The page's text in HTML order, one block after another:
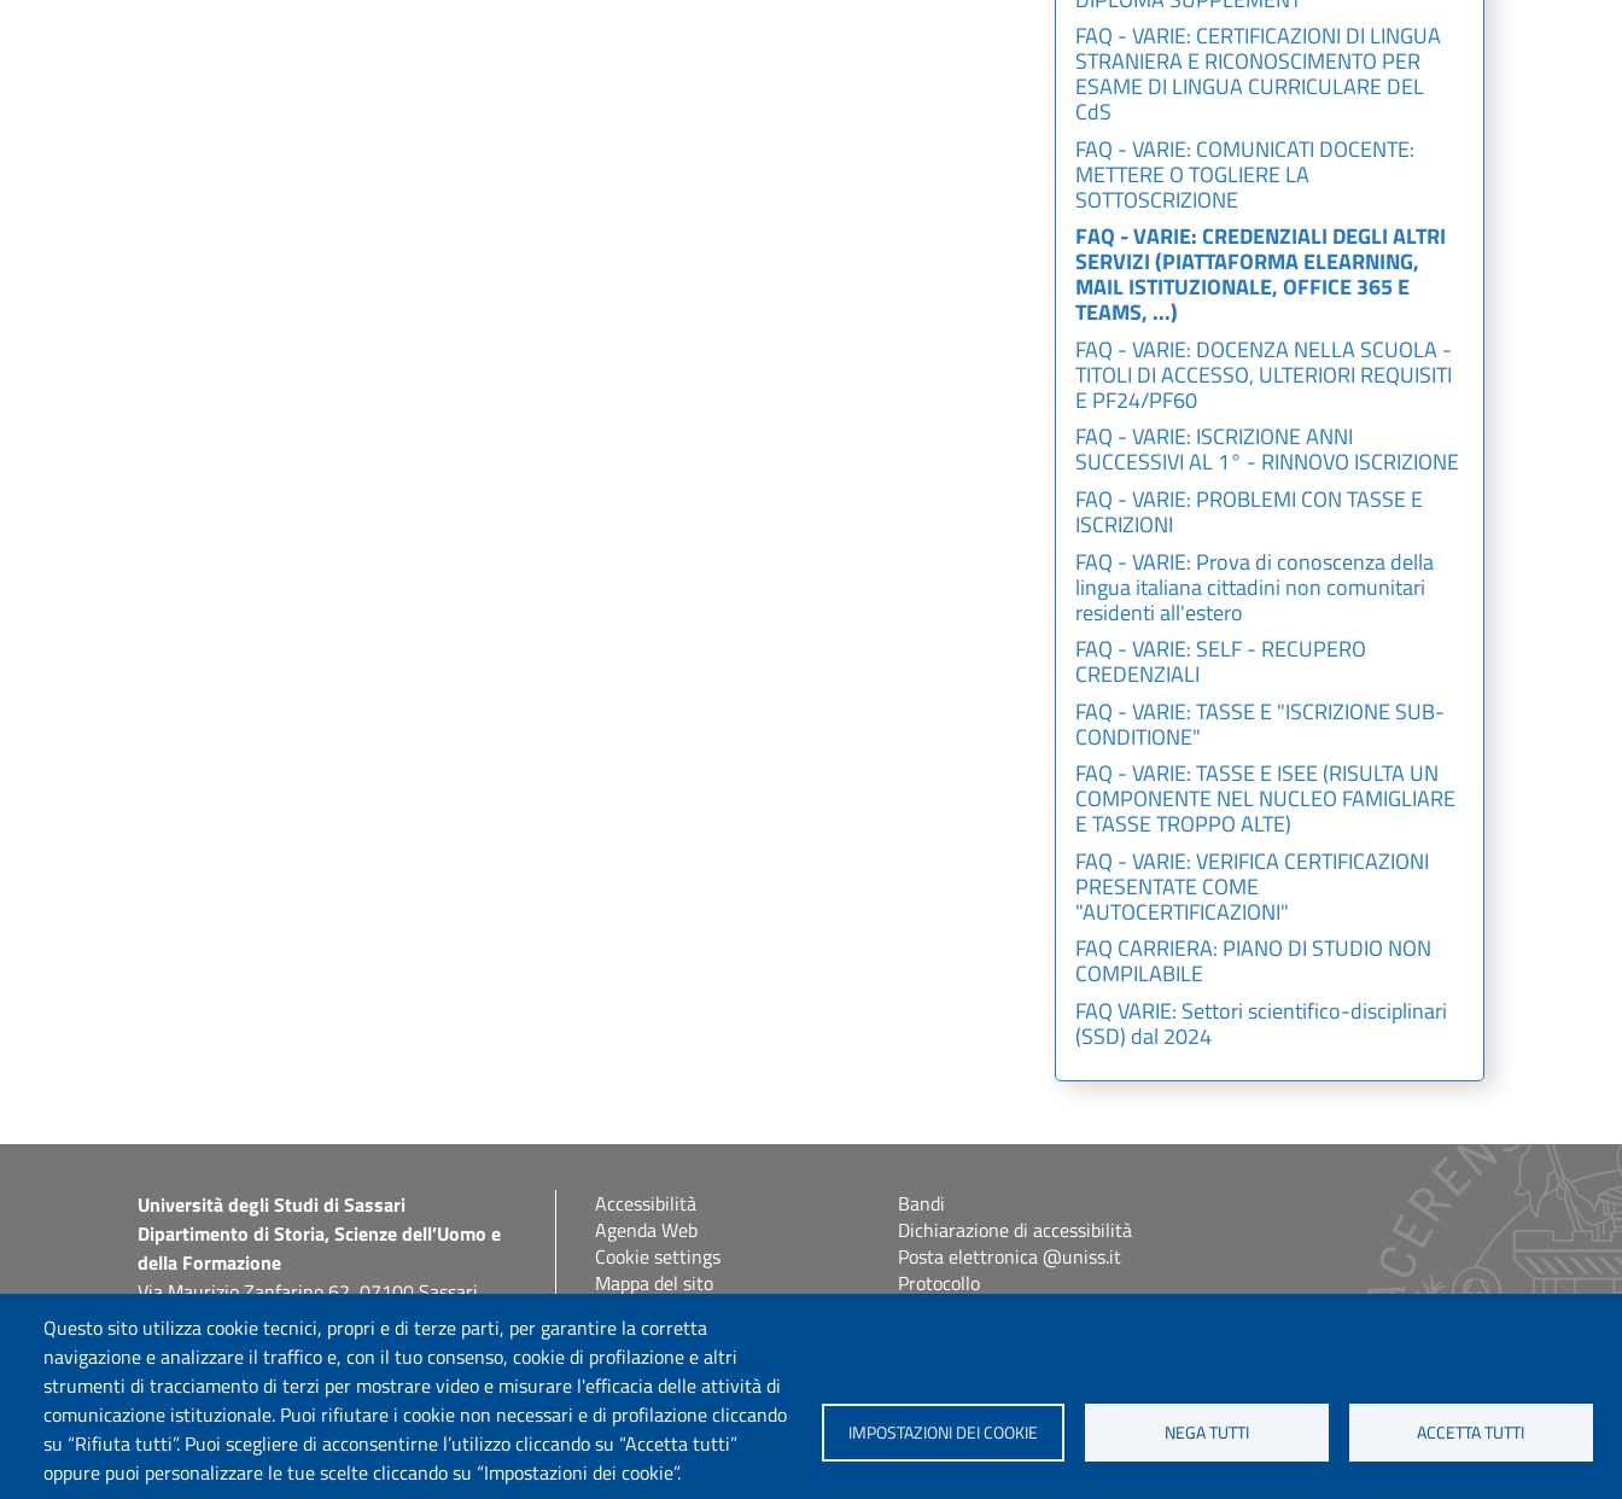
Questo sito utilizza cookie tecnici, propri e di terze parti, per garantire la corretta
navigazione e analizzare il traffico e, con il tuo consenso, cookie di profilazione e altri
strumenti di tracciamento di terzi per mostrare video e misurare l'efficacia delle attività di
comunicazione istituzionale. Puoi rifiutare i cookie non necessari e di profilazione cliccando
su “Rifiuta tutti”. Puoi scegliere di acconsentirne l’utilizzo cliccando su “Accetta tutti”
oppure puoi personalizzare le tue scelte cliccando su “Impostazioni dei cookie”.
IMPOSTAZIONI DEI COOKIE NEGA TUTTI ACCETTA TUTTI
FAQ - VARIE: CERTIFICAZIONI DI LINGUA
STRANIERA E RICONOSCIMENTO PER
ESAME DI LINGUA CURRICULARE DEL
CdS
FAQ - VARIE: COMUNICATI DOCENTE:
METTERE O TOGLIERE LA
SOTTOSCRIZIONE
FAQ - VARIE: CREDENZIALI DEGLI ALTRI
SERVIZI (PIATTAFORMA ELEARNING,
MAIL ISTITUZIONALE, OFFICE 365 E
TEAMS, ...)
FAQ - VARIE: DOCENZA NELLA SCUOLA -
TITOLI DI ACCESSO, ULTERIORI REQUISITI
E PF24/PF60
FAQ - VARIE: ISCRIZIONE ANNI
SUCCESSIVI AL 1° - RINNOVO ISCRIZIONE
FAQ - VARIE: PROBLEMI CON TASSE E
ISCRIZIONI
FAQ - VARIE: Prova di conoscenza della
lingua italiana cittadini non comunitari
residenti all'estero
FAQ - VARIE: SELF - RECUPERO
CREDENZIALI
FAQ - VARIE: TASSE E "ISCRIZIONE SUB-
CONDITIONE"
FAQ - VARIE: TASSE E ISEE (RISULTA UN
COMPONENTE NEL NUCLEO FAMIGLIARE
E TASSE TROPPO ALTE)
FAQ - VARIE: VERIFICA CERTIFICAZIONI
PRESENTATE COME
"AUTOCERTIFICAZIONI"
FAQ CARRIERA: PIANO DI STUDIO NON
COMPILABILE
FAQ VARIE: Settori scientifico-disciplinari
(SSD) dal 2024
Università degli Studi di Sassari
Dipartimento di Storia, Scienze dell’Uomo e
della Formazione
Via Maurizio Zanfarino 62, 07100 Sassari
PEC: dip.storia.scienze.formazione@pec.uniss.it
www.uniss.it
Accessibilità
Agenda Web
Cookie settings
Mappa del sito
eUniss
Bandi
Dichiarazione di accessibilità
Posta elettronica @uniss.it
Protocollo
Seguici su